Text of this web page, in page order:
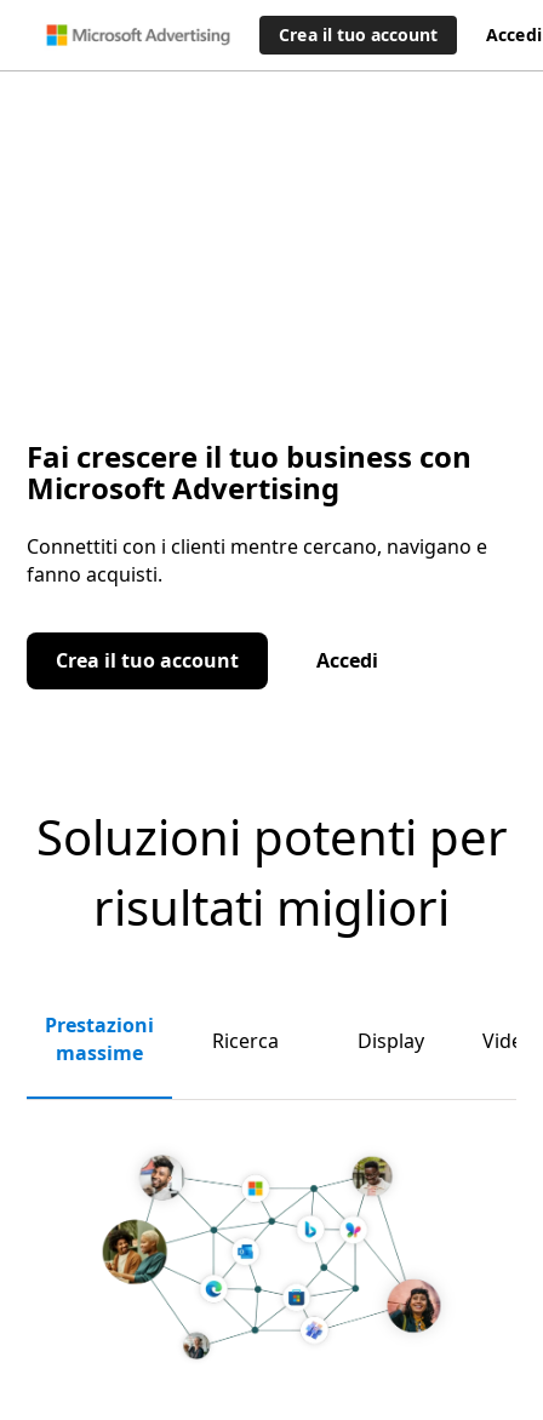
Crea il tuo account Accedi
Fai crescere il tuo business con
Microsoft Advertising
Connettiti con i clienti mentre cercano, navigano e
fanno acquisti.
Crea il tuo account Accedi
Soluzioni potenti per
risultati migliori
Prestazioni
massime
Ricerca Display Video